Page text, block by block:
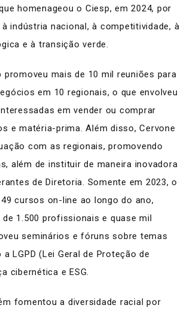
homenageou o Ciesp, em 2024, por
indústria nacional, à competitividade, à
e à transição verde.
promoveu mais de 10 mil reuniões para
em 10 regionais, o que envolveu
em vender ou comprar
e matéria-prima. Além disso, Cervone
com as regionais, promovendo
além de instituir de maneira inovadora
de Diretoria. Somente em 2023, o
cursos on-line ao longo do ano,
1.500 profissionais e quase mil
seminários e fóruns sobre temas
LGPD (Lei Geral de Proteção de
cibernética e ESG.
fomentou a diversidade racial por